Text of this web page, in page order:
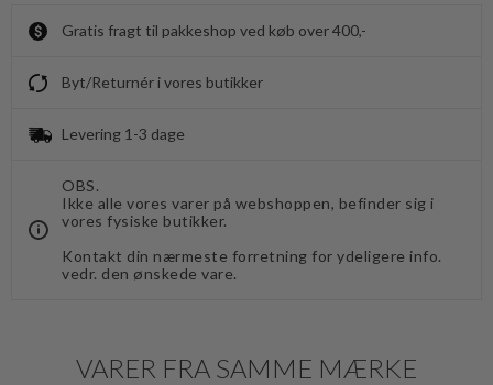
Gratis fragt til pakkeshop ved køb over 400,-
Byt/Returnér i vores butikker
Levering 1-3 dage
OBS.
Ikke alle vores varer på webshoppen, befinder sig i
vores fysiske butikker.
Kontakt din nærmeste forretning for ydeligere info.
vedr. den ønskede vare.
VARER FRA SAMME MÆRKE